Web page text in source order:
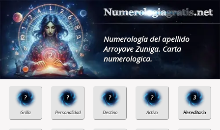
Numerología del apellido
Arroyave Zuniga. Carta
numerologica.
? ? ? ? 3